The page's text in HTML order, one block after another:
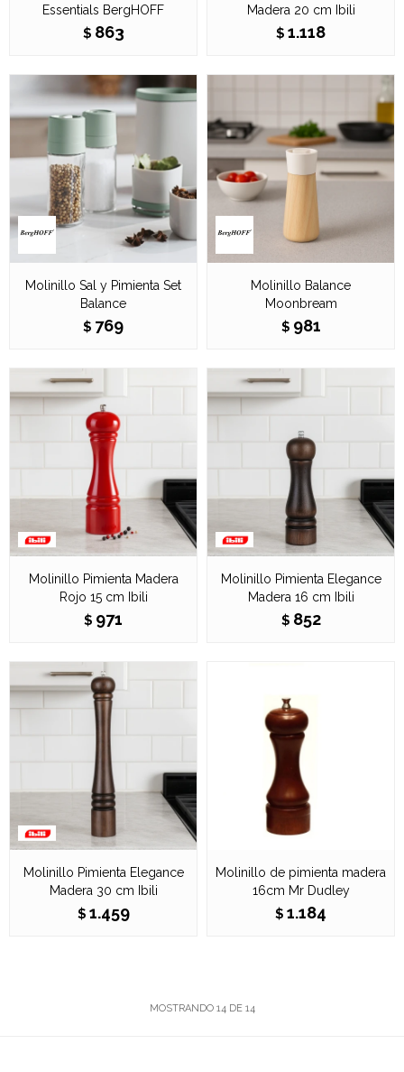
Essentials BergHOFF
$ 863
Madera 20 cm Ibili
$ 1.118
Molinillo Sal y Pimienta Set
Balance
$ 769
Molinillo Balance
Moonbream
$ 981
Molinillo Pimienta Madera
Rojo 15 cm Ibili
$ 971
Molinillo Pimienta Elegance
Madera 16 cm Ibili
$ 852
Molinillo Pimienta Elegance
Madera 30 cm Ibili
$ 1.459
Molinillo de pimienta madera
16cm Mr Dudley
$ 1.184
MOSTRANDO 14DE 14